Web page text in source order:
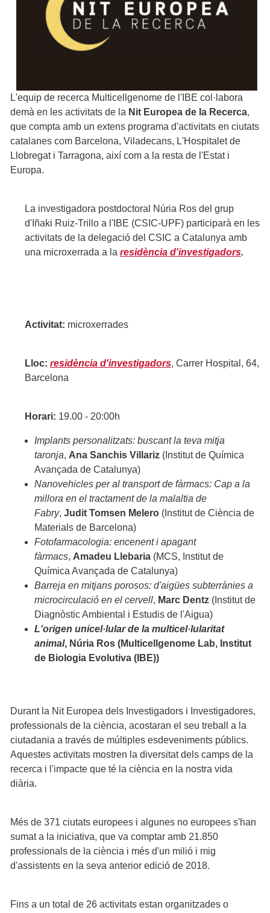
L'equip de recerca Multicellgenome de l'IBE col·labora
demà en les activitats de la Nit Europea de la Recerca,
que compta amb un extens programa d'activitats en ciutats
catalanes com Barcelona, Viladecans, L'Hospitalet de
Llobregat i Tarragona, així com a la resta de l'Estat i
Europa.
La investigadora postdoctoral Núria Ros del grup
d'Iñaki Ruiz-Trillo a l'IBE (CSIC-UPF) participarà en les
activitats de la delegació del CSIC a Catalunya amb
una microxerrada a la residència d'investigadors.
Activitat: microxerrades
Lloc: residència d'investigadors, Carrer Hospital, 64,
Barcelona
Horari: 19.00 - 20:00h
Implants personalitzats: buscant la teva mitja
taronja, Ana Sanchis Villariz (Institut de Química
Avançada de Catalunya)
Nanovehicles per al transport de fàrmacs: Cap a la
millora en el tractament de la malaltia de
Fabry, Judit Tomsen Melero (Institut de Ciència de
Materials de Barcelona)
Fotofarmacologia: encenent i apagant
fàrmacs, Amadeu Llebaria (MCS, Institut de
Química Avançada de Catalunya)
Barreja en mitjans porosos: d'aigües subterrànies a
microcirculació en el cervell, Marc Dentz (Institut de
Diagnòstic Ambiental i Estudis de l'Aigua)
L'origen unicel·lular de la multicel·lularitat
animal, Núria Ros (Multicellgenome Lab, Institut
de Biologia Evolutiva (IBE))
Durant la Nit Europea dels Investigadors i Investigadores,
professionals de la ciència, acostaran el seu treball a la
ciutadania a través de múltiples esdeveniments públics.
Aquestes activitats mostren la diversitat dels camps de la
recerca i l'impacte que té la ciència en la nostra vida
diària.
Més de 371 ciutats europees i algunes no europees s'han
sumat a la iniciativa, que va comptar amb 21.850
professionals de la ciència i més d'un milió i mig
d'assistents en la seva anterior edició de 2018.
Fins a un total de 26 activitats estan organitzades o